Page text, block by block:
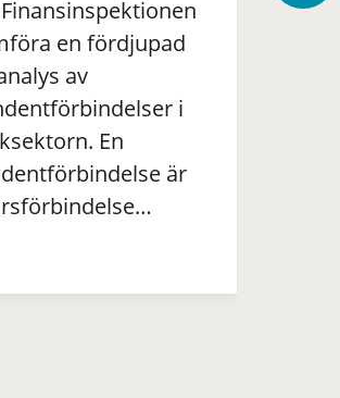
Finansinspektionen
en fördjupad
av
i
En
är